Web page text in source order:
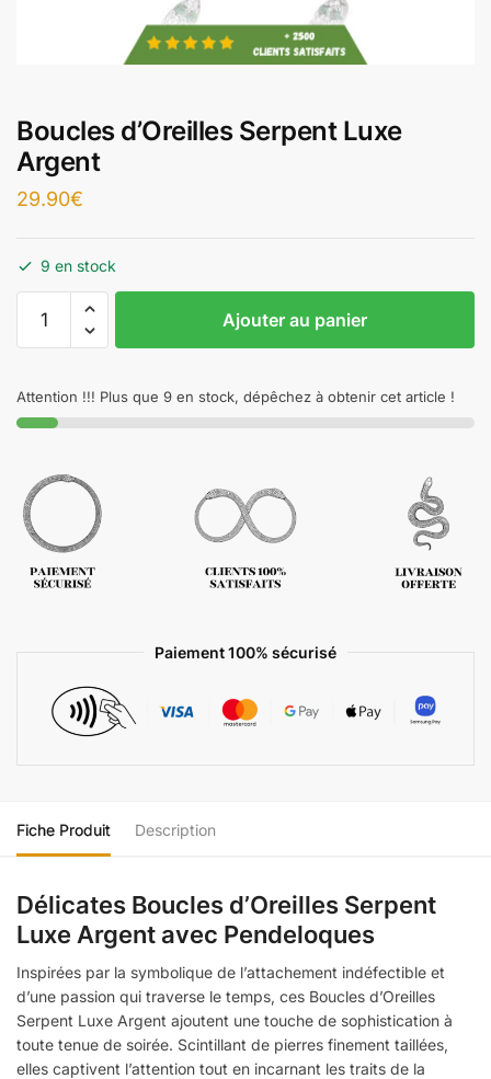
Boucles d’Oreilles Serpent Luxe
Argent
29.90€
9 en stock
Ajouter au panier
Attention !!! Plus que 9 en stock, dépêchez à obtenir cet article !
Paiement 100% sécurisé
Fiche Produit Description
Délicates Boucles d’Oreilles Serpent
Luxe Argent avec Pendeloques
Inspirées par la symbolique de l’attachement indéfectible et
d’une passion qui traverse le temps, ces Boucles d’Oreilles
Serpent Luxe Argent ajoutent une touche de sophistication à
toute tenue de soirée. Scintillant de pierres finement taillées,
elles captivent l’attention tout en incarnant les traits de la